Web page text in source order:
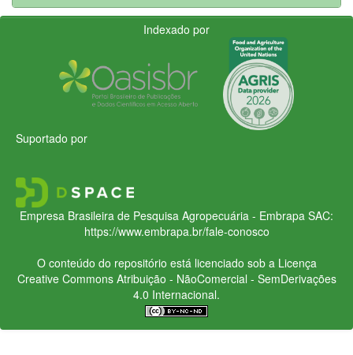
Indexado por
Suportado por
Empresa Brasileira de Pesquisa Agropecuária - Embrapa SAC:
https://www.embrapa.br/fale-conosco
O conteúdo do repositório está licenciado sob a Licença
Creative CommonsAtribuição - NãoComercial - SemDerivações
4.0 Internacional.